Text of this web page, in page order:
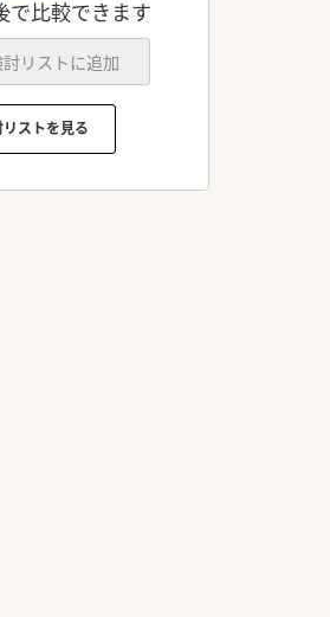
で比較できます
リストに追加
ストを見る